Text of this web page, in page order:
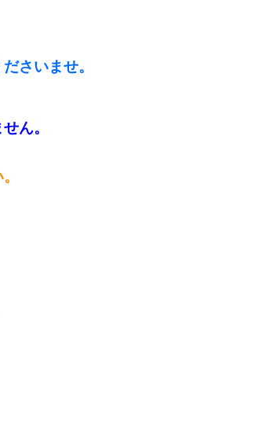
さいませ。
ん。